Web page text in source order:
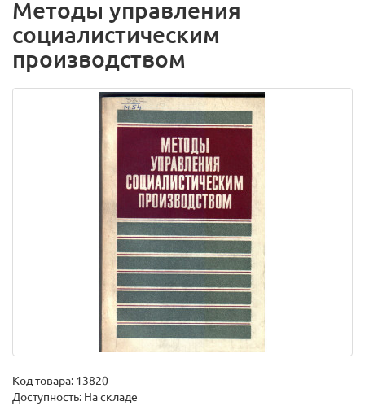
Методы управления
социалистическим
производством
Код товара: 13820
Доступность: На складе